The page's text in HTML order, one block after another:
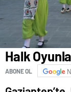
Halk
ABONE OL